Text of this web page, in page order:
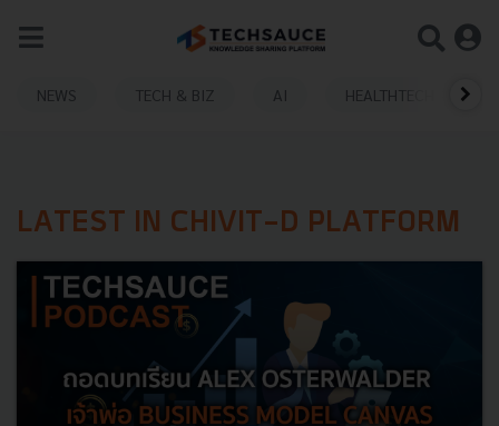
NEWS TECH & BIZ AI HEALTHTECH
LATEST IN CHIVIT-D PLATFORM